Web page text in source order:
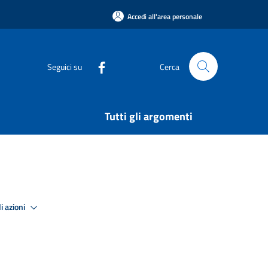
Accedi all'area personale
Seguici su Cerca
Tutti gli argomenti
azioni